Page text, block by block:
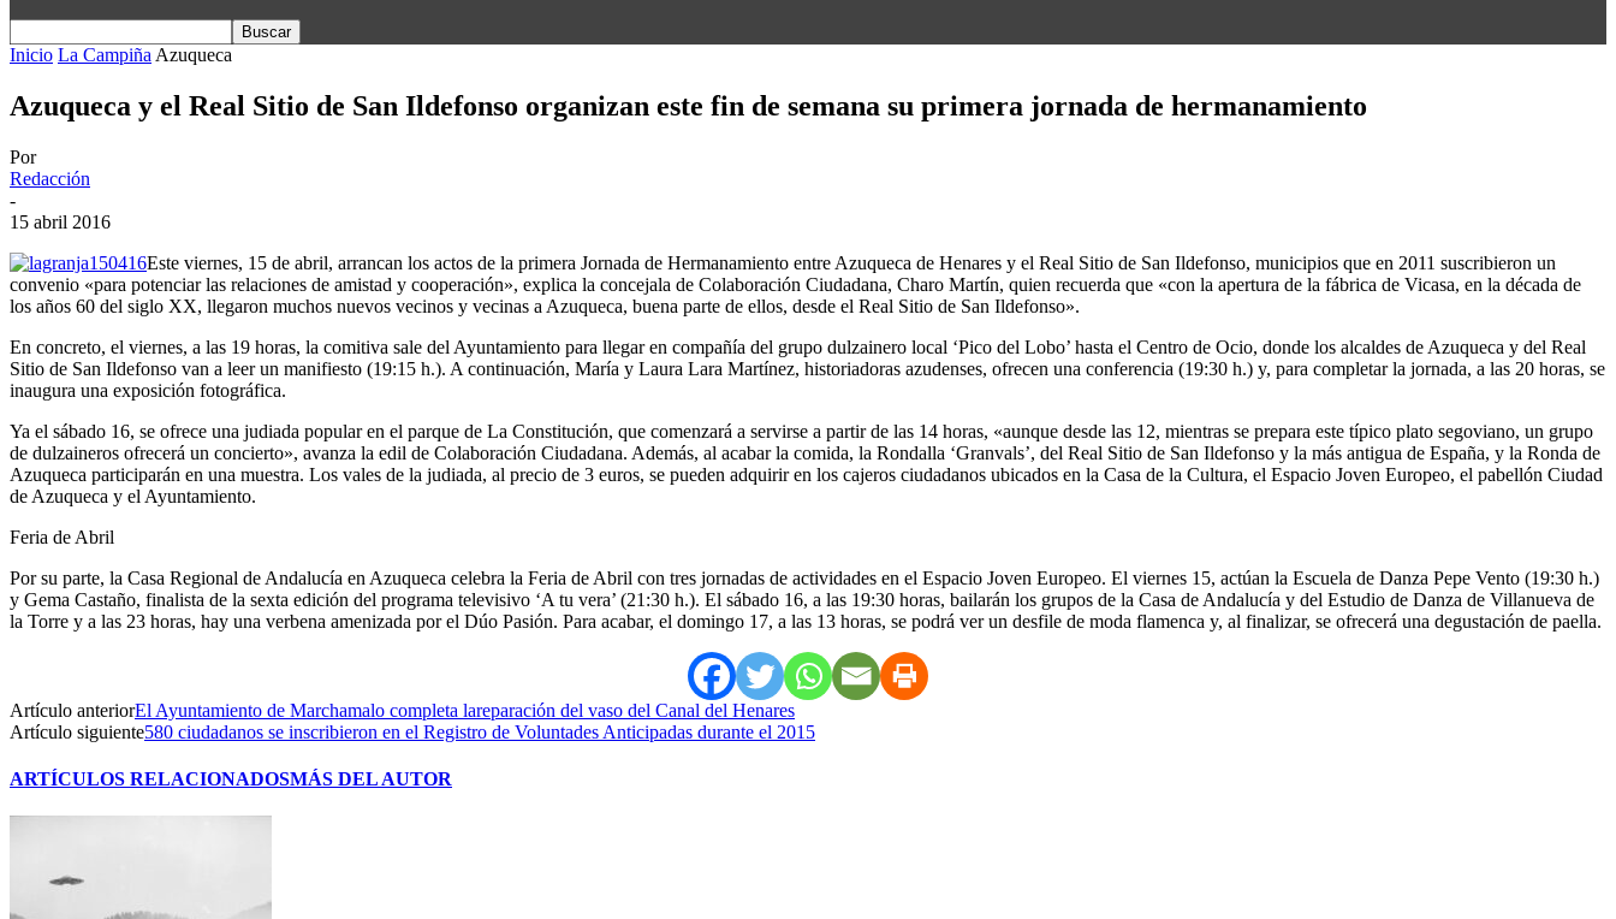
Inicio La Campiña Azuqueca
Azuqueca y el Real Sitio de San Ildefonso organizan este fin de semana su primera jornada de hermanamiento
Por
Redacción
-
15 abril 2016
Este viernes, 15 de abril, arrancan los actos de la primera Jornada de Hermanamiento entre Azuqueca de Henares y el Real Sitio de San Ildefonso, municipios que en 2011 suscribieron un
convenio «para potenciar las relaciones de amistad y cooperación», explica la concejala de Colaboración Ciudadana, Charo Martín, quien recuerda que «con la apertura de la fábrica de Vicasa, en la década de
los años 60 del siglo XX, llegaron muchos nuevos vecinos y vecinas a Azuqueca, buena parte de ellos, desde el Real Sitio de San Ildefonso».
En concreto, el viernes, a las 19 horas, la comitiva sale del Ayuntamiento para llegar en compañía del grupo dulzainero local ‘Pico del Lobo’ hasta el Centro de Ocio, donde los alcaldes de Azuqueca y del Real
Sitio de San Ildefonso van a leer un manifiesto (19:15 h.). A continuación, María y Laura Lara Martínez, historiadoras azudenses, ofrecen una conferencia (19:30 h.) y, para completar la jornada, a las 20 horas, se
inaugura una exposición fotográfica.
Ya el sábado 16, se ofrece una judiada popular en el parque de La Constitución, que comenzará a servirse a partir de las 14 horas, «aunque desde las 12, mientras se prepara este típico plato segoviano, un grupo
de dulzaineros ofrecerá un concierto», avanza la edil de Colaboración Ciudadana. Además, al acabar la comida, la Rondalla ‘Granvals’, del Real Sitio de San Ildefonso y la más antigua de España, y la Ronda de
Azuqueca participarán en una muestra. Los vales de la judiada, al precio de 3 euros, se pueden adquirir en los cajeros ciudadanos ubicados en la Casa de la Cultura, el Espacio Joven Europeo, el pabellón Ciudad
de Azuqueca y el Ayuntamiento.
Feria de Abril
Por su parte, la Casa Regional de Andalucía en Azuqueca celebra la Feria de Abril con tres jornadas de actividades en el Espacio Joven Europeo. El viernes 15, actúan la Escuela de Danza Pepe Vento (19:30 h.)
y Gema Castaño, finalista de la sexta edición del programa televisivo ‘A tu vera’ (21:30 h.). El sábado 16, a las 19:30 horas, bailarán los grupos de la Casa de Andalucía y del Estudio de Danza de Villanueva de
la Torre y a las 23 horas, hay una verbena amenizada por el Dúo Pasión. Para acabar, el domingo 17, a las 13 horas, se podrá ver un desfile de moda flamenca y, al finalizar, se ofrecerá una degustación de paella.
Artículo anteriorEl Ayuntamiento de Marchamalo completa lareparación del vaso del Canal del Henares
Artículo siguiente580 ciudadanos se inscribieron en el Registro de Voluntades Anticipadas durante el 2015
ARTÍCULOS RELACIONADOSMÁS DEL AUTOR